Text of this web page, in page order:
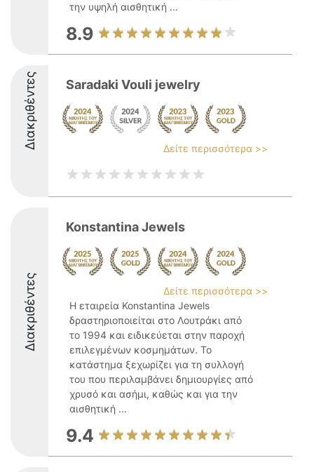
την υψηλή αισθητική ...
8.9
Διακριθέντες Saradaki Vouli jewelry
Δείτε περισσότερα >>
Διακριθέντες
Konstantina Jewels
Δείτε περισσότερα >>
Η εταιρεία Konstantina Jewels
δραστηριοποιείται στο Λουτράκι από
το 1994 και ειδικεύεται στην παροχή
επιλεγμένων κοσμημάτων. Το
κατάστημα ξεχωρίζει για τη συλλογή
του που περιλαμβάνει δημιουργίες από
χρυσό και ασήμι, καθώς και για την
αισθητική ...
9.4